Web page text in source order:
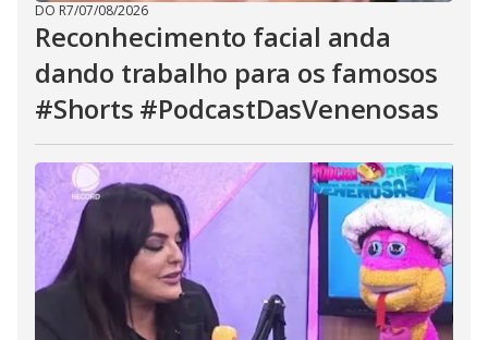
DO R7/07/08/2026
Reconhecimento facial anda
dando trabalho para os famosos
#Shorts #PodcastDasVenenosas